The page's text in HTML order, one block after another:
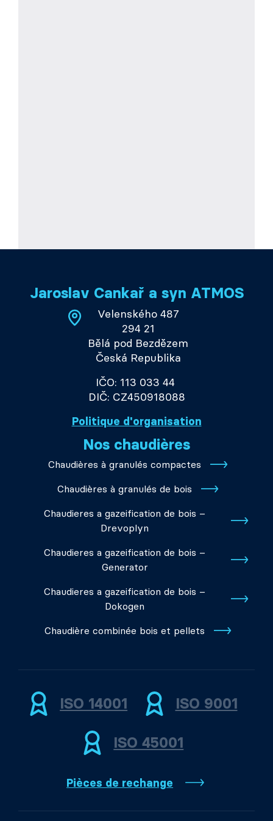
Jaroslav Cankař a syn ATMOS
Velenského 487
294 21
Bělá pod Bezdězem
Česká Republika
IČO: 113 033 44
DIČ: CZ450918088
Politique d'organisation
Nos chaudières
Chaudières à granulés compactes
Chaudières à granulés de bois
Chaudieres a gazeification de bois –
Drevoplyn
Chaudieres a gazeification de bois –
Generator
Chaudieres a gazeification de bois –
Dokogen
Chaudière combinée bois et pellets
ISO 14001 ISO 9001
ISO 45001
Pièces de rechange